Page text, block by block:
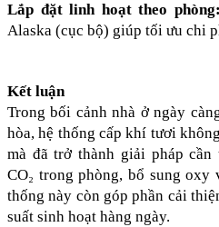
Lắp đặt linh hoạt theo phòng:
Alaska (cục bộ) giúp tối ưu chi
Kết luận
Trong bối cảnh nhà ở ngày
hòa, hệ thống cấp khí tươi
mà đã trở thành giải pháp
CO₂ trong phòng, bổ sung
thống này còn góp phần cải
suất sinh hoạt hàng ngày.